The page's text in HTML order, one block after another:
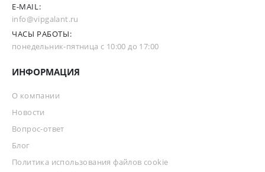
E-MAIL:
info@vipgalant.ru
ЧАСЫ РАБОТЫ:
понедельник-пятница с 10:00 до 17:00
ИНФОРМАЦИЯ
О компании
Новости
Вопрос-ответ
Блог
Политика использования файлов cookie